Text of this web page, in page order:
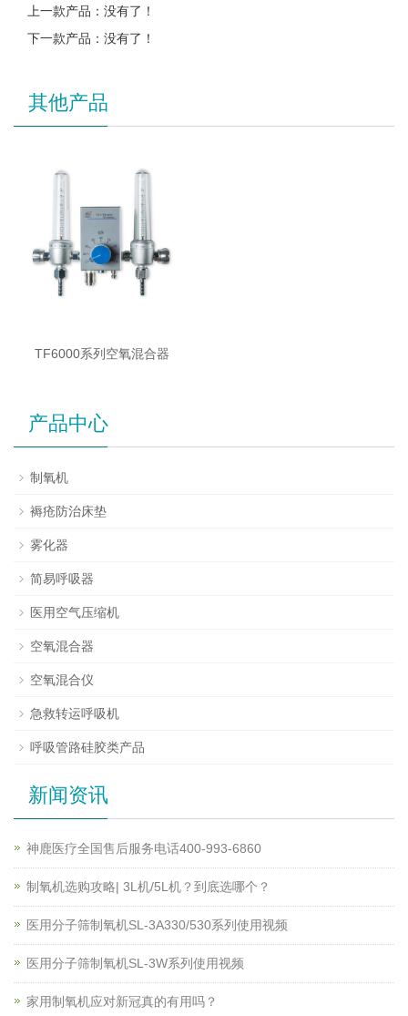
上一款产品：没有了！
下一款产品：没有了！
其他产品
TF6000系列空氧混合器
产品中心
制氧机
褥疮防治床垫
雾化器
简易呼吸器
医用空气压缩机
空氧混合器
空氧混合仪
急救转运呼吸机
呼吸管路硅胶类产品
新闻资讯
神鹿医疗全国售后服务电话400-993-6860
制氧机选购攻略| 3L机/5L机？到底选哪个？
医用分子筛制氧机SL-3A330/530系列使用视频
医用分子筛制氧机SL-3W系列使用视频
家用制氧机应对新冠真的有用吗？